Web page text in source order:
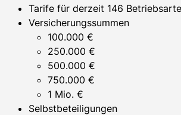
Tarife für derzeit 146
Versicherungssummen
100.000 €
250.000 €
500.000 €
750.000 €
1 Mio. €
Selbstbeteiligungen